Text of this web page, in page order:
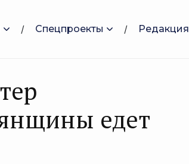
Спецпроекты Редакция
едет